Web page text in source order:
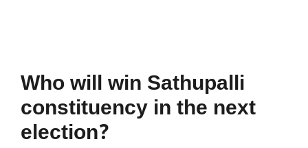
Who will win Sathupalli
constituency in the next
election?